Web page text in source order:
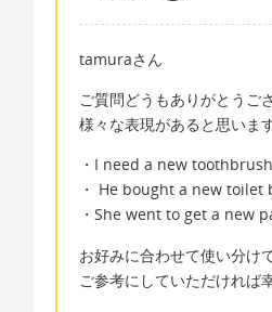
tamuraさん
ご質問どうもありがとうご
様々な表現があると思いま
・I need a new
・ He bought a new toilet
・She went to get a new
お好みに合わせて使い分け
ご参考にしていただければ